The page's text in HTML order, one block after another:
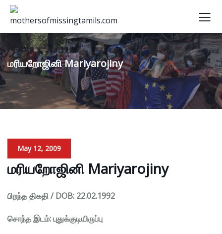
மரியறோஜினி Mariyarojiny
May 12, 2009
மரியறோஜினி Mariyarojiny
பிறந்த திகதி / DOB: 22.02.1992
சொந்த இடம்: புதுக்குடியிருப்பு